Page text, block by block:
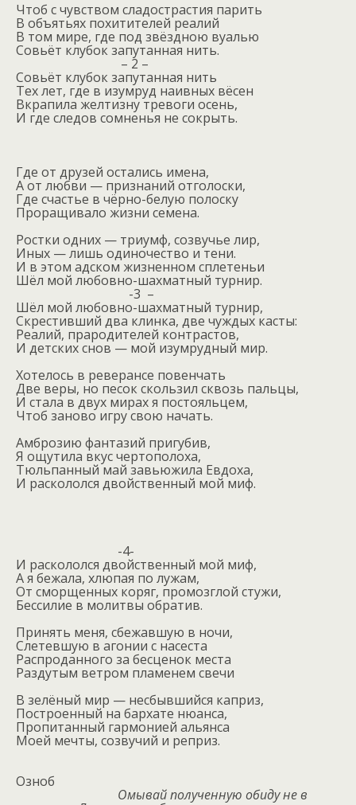
Чтоб с чувством сладострастия парить
В объятьях похитителей реалий
В том мире, где под звёздною вуалью
Совьёт клубок запутанная нить.
– 2 –
Совьёт клубок запутанная нить
Тех лет, где в изумруд наивных вёсен
Вкрапила желтизну тревоги осень,
И где следов сомненья не сокрыть.
Где от друзей остались имена,
А от любви — признаний отголоски,
Где счастье в чёрно-белую полоску
Проращивало жизни семена.
Ростки одних — триумф, созвучье лир,
Иных — лишь одиночество и тени.
И в этом адском жизненном сплетеньи
Шёл мой любовно-шахматный турнир.
-3 –
Шёл мой любовно-шахматный турнир,
Скрестивший два клинка, две чуждых касты:
Реалий, прародителей контрастов,
И детских снов — мой изумрудный мир.
Хотелось в реверансе повенчать
Две веры, но песок скользил сквозь пальцы,
И стала в двух мирах я постояльцем,
Чтоб заново игру свою начать.
Амброзию фантазий пригубив,
Я ощутила вкус чертополоха,
Тюльпанный май завьюжила Евдоха,
И раскололся двойственный мой миф.
-4-
И раскололся двойственный мой миф,
А я бежала, хлюпая по лужам,
От сморщенных коряг, промозглой стужи,
Бессилие в молитвы обратив.
Принять меня, сбежавшую в ночи,
Слетевшую в агонии с насеста
Распроданного за бесценок места
Раздутым ветром пламенем свечи
В зелёный мир — несбывшийся каприз,
Построенный на бархате нюанса,
Пропитанный гармонией альянса
Моей мечты, созвучий и реприз.
Озноб
Омывай полученную обиду не в